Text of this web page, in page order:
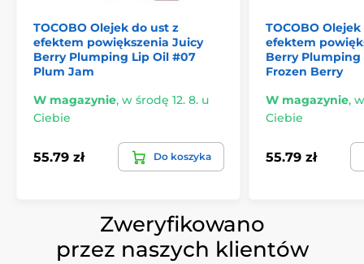
TOCOBO Olejek do ust z
efektem powiększenia Juicy
Berry Plumping Lip Oil #07
Plum Jam
W magazynie, w środę 12. 8. u
Ciebie
55.79 zł Do koszyka
TOCOBO
efektem
Berry Plumping
Frozen Berry
W magazynie,
Ciebie
55.79 zł
Zweryfikowano
przez naszych klientów